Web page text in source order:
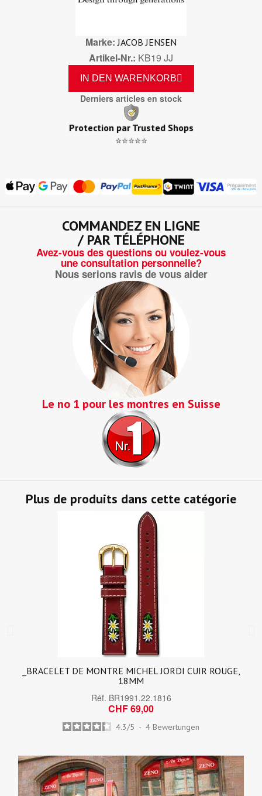
Marke JACOB JENSEN
Artikel-Nr. KB19 JJ
IN DEN WARENKORB
Derniers articles en stock
Protection par Trusted Shops
⭐⭐⭐⭐⭐
COMMANDEZ EN LIGNE
/ PAR TÉLÉPHONE
Avez-vous des questions ou voulez-vous
une consultation personnelle?
Nous serions ravis de vous aider
Le no 1 pour les montres en Suisse
Plus de produits dans cette catégorie
_BRACELET DE MONTRE MICHEL JORDI CUIR ROUGE,
18MM
Réf. BR1991.22.1816
CHF 69,00
4.3/5 - 4 Bewertungen